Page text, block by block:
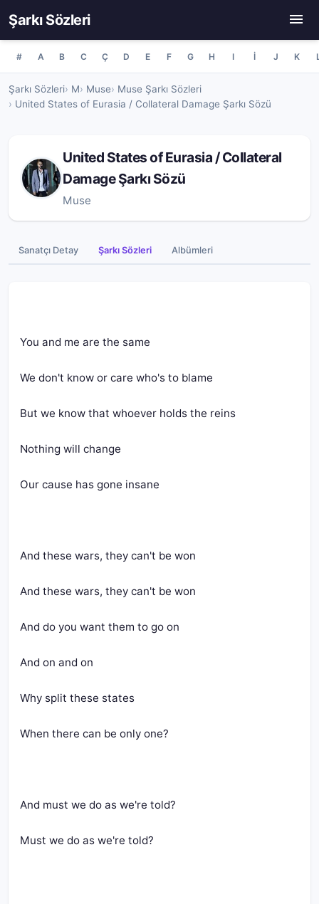
Şarkı Sözleri
# A B C Ç D E F G H I İ J K
Şarkı Sözleri M Muse
Muse Şarkı Sözleri
United States of Eurasia / Collateral Damage Şarkı Sözü
United States of Eurasia / Collateral
Damage Şarkı Sözü
Muse
Sanatçı Detay Şarkı Sözleri Albümleri
You and me are the same
We don't know or care who's to blame
But we know that whoever holds the reins
Nothing will change
Our cause has gone insane
And these wars, they can't be won
And these wars, they can't be won
And do you want them to go on
And on and on
Why split these states
When there can be only one?
And must we do as we're told?
Must we do as we're told?